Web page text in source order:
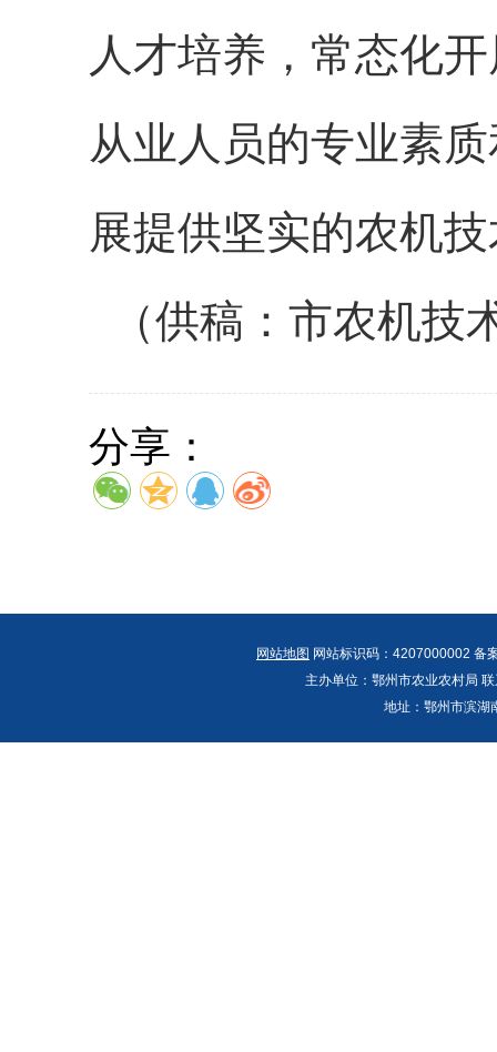
人才培养，常态化
从业人员的专业素
展提供坚实的农机
（供稿：市农机技
分享：
网站地图 网站标识码：4207000002
主办单位：鄂州市农业农村局
地址：鄂州市滨湖